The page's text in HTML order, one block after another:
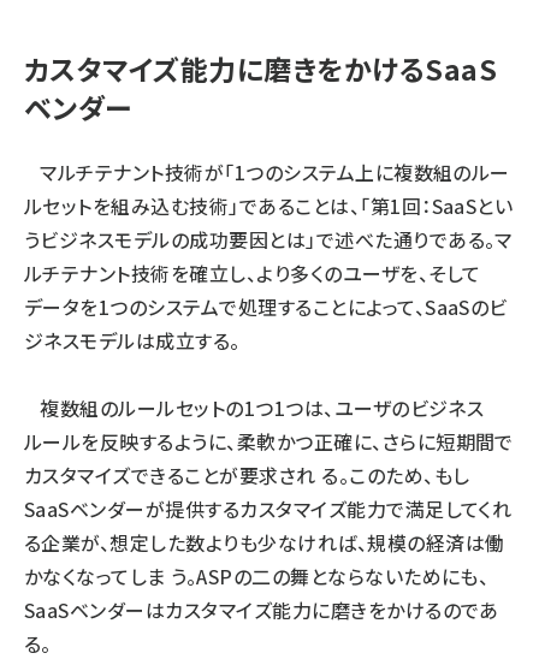
カスタマイズ能力に磨きをかけるSaaS
ベンダー
マルチテナント技術が「1つのシステム上に複数組のルー
ルセットを組み込む技術」であることは、「第1回：SaaSとい
うビジネスモデルの成功要因とは」で述べた通りである。マ
ルチテナント技術を確立し、より多くのユーザを、そして
データを1つのシステムで処理することによって、SaaSのビ
ジネスモデルは成立する。
複数組のルールセットの1つ1つは、ユーザのビジネス
ルールを反映するように、柔軟かつ正確に、さらに短期間で
カスタマイズできることが要求され る。このため、もし
SaaSベンダーが提供するカスタマイズ能力で満足してくれ
る企業が、想定した数よりも少なければ、規模の経済は働
かなくなってしま う。ASPの二の舞とならないためにも、
SaaSベンダーはカスタマイズ能力に磨きをかけるのであ
る。